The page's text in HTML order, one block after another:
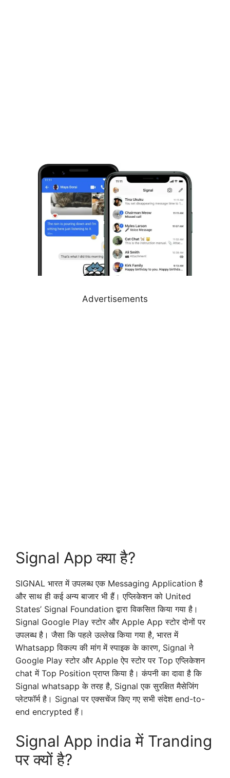
Advertisements
Signal App क्या है?
SIGNAL भारत में उपलब्ध एक Messaging Application है
और साथ ही कई अन्य बाजार भी हैं। एप्लिकेशन को United
States’ Signal Foundation द्वारा विकसित किया गया है।
Signal Google Play स्टोर और Apple App स्टोर दोनों पर
उपलब्ध है। जैसा कि पहले उल्लेख किया गया है, भारत में
Whatsapp विकल्प की मांग में स्पाइक के कारण, Signal ने
Google Play स्टोर और Apple ऐप स्टोर पर Top एप्लिकेशन
chat में Top Position प्राप्त किया है। कंपनी का दावा है कि
Signal whatsapp के तरह है, Signal एक सुरक्षित मैसेजिंग
प्लेटफॉर्म है। Signal पर एक्सचेंज किए गए सभी संदेश end-to-
end encrypted हैं।
Signal App india में Tranding
पर क्यों है?